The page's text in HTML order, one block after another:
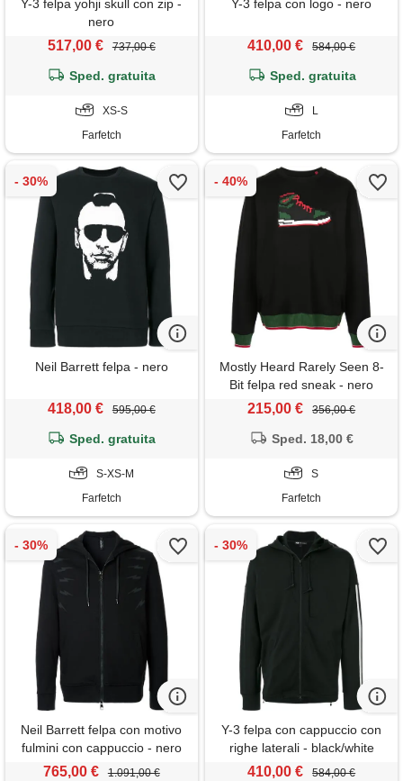
Y-3 felpa yohji skull con zip -
nero
517,00 € 737,00 €
Sped. gratuita
XS-S
Farfetch
Y-3 felpa con logo - nero
410,00 € 584,00 €
Sped. gratuita
L
Farfetch
Neil Barrett felpa - nero
418,00 € 595,00 €
Sped. gratuita
S-XS-M
Farfetch
Mostly Heard Rarely Seen 8-
Bit felpa red sneak - nero
215,00 € 356,00 €
Sped. 18,00 €
S
Farfetch
Neil Barrett felpa con motivo
fulmini con cappuccio - nero
765,00 € 1.091,00 €
Y-3 felpa con cappuccio con
righe laterali - black/white
410,00 € 584,00 €